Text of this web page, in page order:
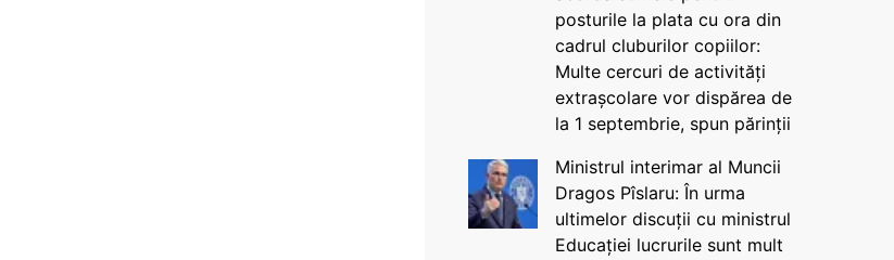
posturile la plata cu ora din
cadrul cluburilor copiilor:
Multe cercuri de activități
extrașcolare vor dispărea de
la 1 septembrie, spun părinții
Ministrul interimar al Muncii
Dragos Pîslaru: În urma
ultimelor discuții cu ministrul
Educației lucrurile sunt mult